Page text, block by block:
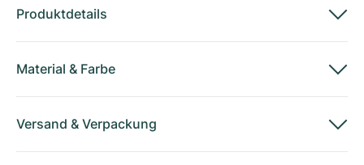
Produktdetails
Material & Farbe
Versand & Verpackung